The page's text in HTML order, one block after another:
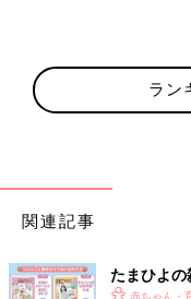
ラン
関連記事
たまひよの
赤ちゃん・